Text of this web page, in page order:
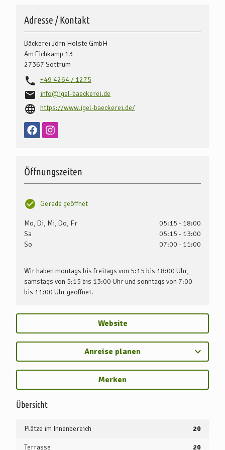
Übersicht
Plätze im Innenbereich 20
Terrasse 20
Adresse / Kontakt
Bäckerei Jörn Holste GmbH
Am Eichkamp 13
27367 Sottrum
+49 4264 / 1275
info@igel-baeckerei.de
https://www.igel-baeckerei.de/
Öffnungszeiten
Gerade geöffnet
Mo, Di, Mi, Do, Fr
05:15 - 18:00
Sa
05:15 - 13:00
So
07:00 - 11:00
Wir haben montags bis freitags von 5:15 bis 18:00 Uhr,
samstags von 5:15 bis 13:00 Uhr und sonntags von 7:00
bis 11:00 Uhr geöffnet.
Website
Anreise planen
Merken